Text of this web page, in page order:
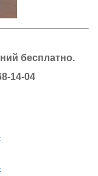
бесплатно.
14-04